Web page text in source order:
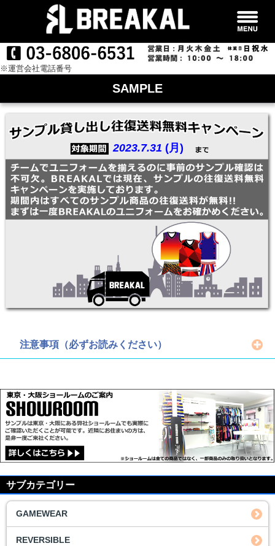
※運営会社電話番号
SAMPLE
2023.7.31 (月)
注意事項（必ずお読みください）
サブカテゴリー
GAMEWEAR
REVERSIBLE